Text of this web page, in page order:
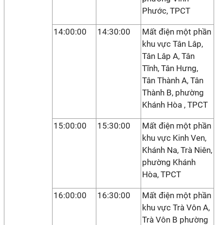
Phước, TPCT
14:00:00 14:30:00
Mất điện một phần
khu vực Tân Lâp,
Tân Lâp A, Tân
Tĩnh, Tân Hưng,
Tân Thành A, Tân
Thành B, phường
Khánh Hòa , TPCT
15:00:00 15:30:00
Mất điện một phần
khu vực Kinh Ven,
Khánh Na, Trà Niên,
phường Khánh
Hòa, TPCT
16:00:00 16:30:00
Mất điện một phần
khu vực Trà Vôn A,
Trà Vôn B phường